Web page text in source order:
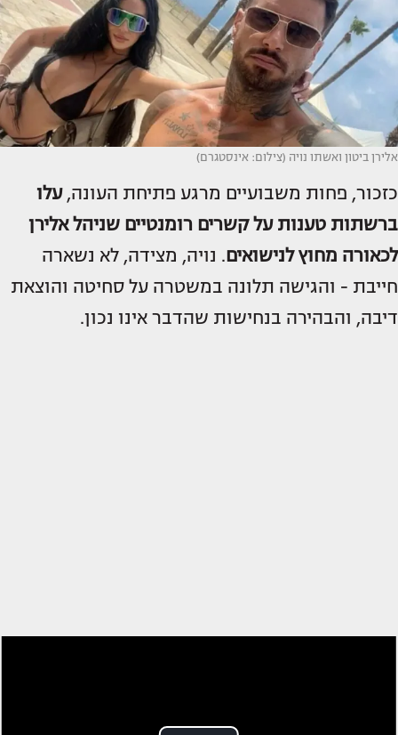
אלירן ביטון ואשתו נויה (צילום: אינסטגרם)
כזכור, פחות משבועיים מרגע פתיחת העונה,עלו
ברשתות טענות על קשרים רומנטיים שניהל אלירן
לכאורה מחוץ לנישואים. נויה, מצידה, לא נשארה
חייבת - והגישה תלונה במשטרה על סחיטה והוצאת
דיבה, והבהירה בנחישות שהדבר אינו נכון.